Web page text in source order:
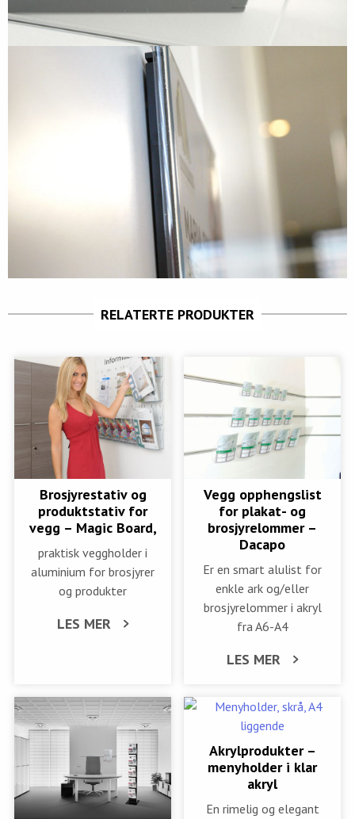
RELATERTE PRODUKTER
Brosjyrestativ og
produktstativ for
vegg – Magic Board,
praktisk veggholder i
aluminium for brosjyrer
og produkter
LES MER
Vegg opphengslist
for plakat- og
brosjyrelommer –
Dacapo
Er en smart alulist for
enkle ark og/eller
brosjyrelommer i akryl
fra A6-A4
LES MER
Akrylprodukter –
menyholder i klar
akryl
En rimelig og elegant